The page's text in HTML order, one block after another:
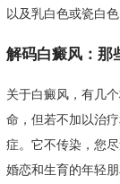
以及乳白色或瓷白
解码白癜风：那
关于白癜风，有几
命，但若不加以治
症。它不传染，您
婚恋和生育的年轻